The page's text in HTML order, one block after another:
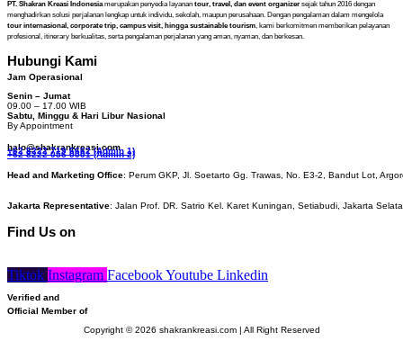
PT. Shakran Kreasi Indonesiamerupakan penyedia layanan tour, travel, dan event organizer sejak tahun 2016 dengan
menghadirkan solusi perjalanan lengkap untuk individu, sekolah, maupun perusahaan. Dengan pengalaman dalam mengelola
tour internasional, corporate trip, campus visit, hingga sustainable tourism, kami berkomitmen memberikan pelayanan
profesional, itinerary berkualitas, serta pengalaman perjalanan yang aman, nyaman, dan berkesan.
Hubungi Kami
Jam Operasional
Senin – Jumat
09.00 – 17.00 WIB
Sabtu, Minggu & Hari Libur Nasional
By Appointment
halo@shakrankreasi.com
+62 8222 719 6662 (Admin 1)
+62 8222 056 0001 (Admin 2)
Head and Marketing Office: Perum GKP, Jl. Soetarto Gg. Trawas, No. E3-2, Bandut Lot,
Jakarta Representative: Jalan Prof. DR. Satrio Kel. Karet Kuningan, Setiabudi, Jakarta
Find Us on
Tiktok Instagram FacebookYoutube Linkedin
Verified and
Official Member of
Copyright © 2026 shakrankreasi.com | All Right Reserved